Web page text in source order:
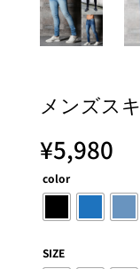
メンズス
¥5,980
color
SIZE